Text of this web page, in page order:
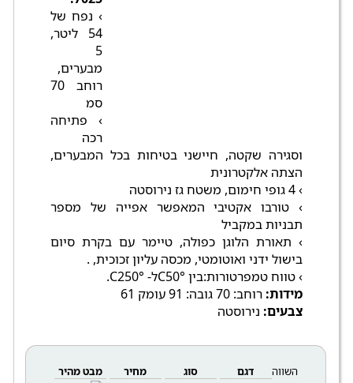
› נפח של
54 ליטר,
5
מבערים,
רוחב 70
סמ
› פתיחה
רכה
וסגירה שקטה, חיישני בטיחות בכל המבערים,
הצתה אלקטרונית
› 4 גופי חימום, משטח גז נירוסטה
› טורבו אקטיבי המאפשר אפייה של מספר
תבניות במקביל
› תאורת הלוגן כפולה, טיימר עם בקרת סיום
בישול ידני ואוטומטי, מכסה עליון זכוכית, .
› טווח טמפרטורות:בין °C50ל- °C250.
מידות: רוחב: 70 גובה: 91 עומק 61
צבעים: נירוסטה
השווה דגם סוג מחיר מבט מהיר